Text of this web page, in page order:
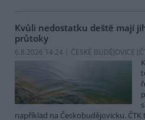
Kvůli nedostatku deště mají
průtoky
6.8.2026 14:24 | ČESKÉ BUDĚJOVICE (
například na Českobudějovicku.